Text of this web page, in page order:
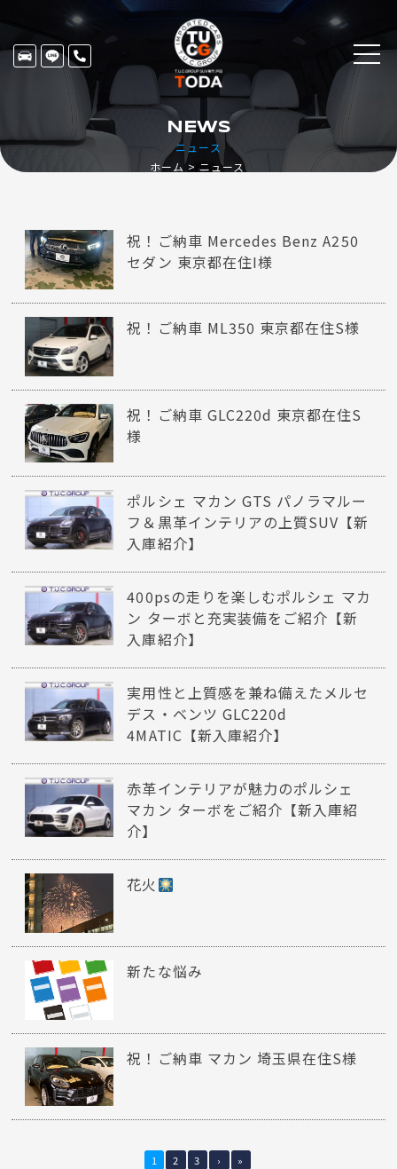
ニュース
NEWS
ホーム ニュース
祝！ご納車 Mercedes Benz A250
セダン 東京都在住I様
祝！ご納車 ML350 東京都在住S様
祝！ご納車 GLC220d 東京都在住S
様
ポルシェ マカン GTS パノラマルー
フ＆黒革インテリアの上質SUV【新
入庫紹介】
400psの走りを楽しむポルシェ マカ
ン ターボと充実装備をご紹介【新
入庫紹介】
実用性と上質感を兼ね備えたメルセ
デス・ベンツ GLC220d
4MATIC【新入庫紹介】
赤革インテリアが魅力のポルシェ
マカン ターボをご紹介【新入庫紹
介】
花火
新たな悩み
祝！ご納車 マカン 埼玉県在住S様
1 2 3 › »